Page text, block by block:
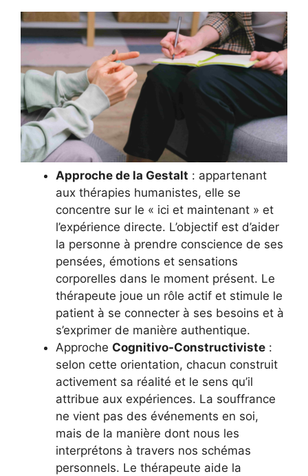
Approche de la Gestalt : appartenant
aux thérapies humanistes, elle se
concentre sur le « ici et maintenant » et
l’expérience directe. L’objectif est d’aider
la personne à prendre conscience de ses
pensées, émotions et sensations
corporelles dans le moment présent. Le
thérapeute joue un rôle actif et stimule le
patient à se connecter à ses besoins et à
s’exprimer de manière authentique.
Approche Cognitivo-Constructiviste :
selon cette orientation, chacun construit
activement sa réalité et le sens qu’il
attribue aux expériences. La souffrance
ne vient pas des événements en soi,
mais de la manière dont nous les
interprétons à travers nos schémas
personnels. Le thérapeute aide la